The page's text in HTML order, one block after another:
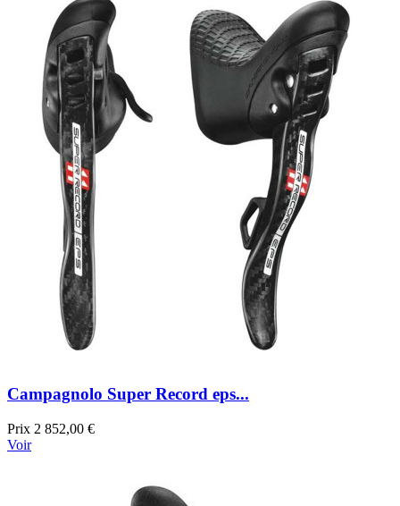
Campagnolo Super Record eps...
Prix 2 852,00 €
Voir